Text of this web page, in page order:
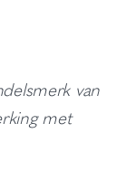
van
met